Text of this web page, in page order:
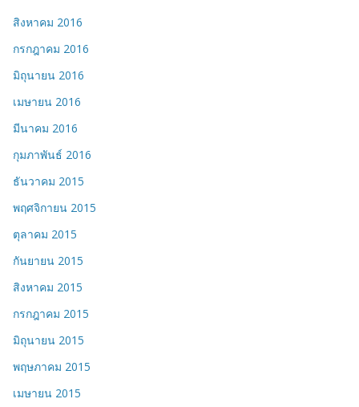
สิงหาคม 2016
กรกฎาคม 2016
มิถุนายน 2016
เมษายน 2016
มีนาคม 2016
กุมภาพันธ์ 2016
ธันวาคม 2015
พฤศจิกายน 2015
ตุลาคม 2015
กันยายน 2015
สิงหาคม 2015
กรกฎาคม 2015
มิถุนายน 2015
พฤษภาคม 2015
เมษายน 2015